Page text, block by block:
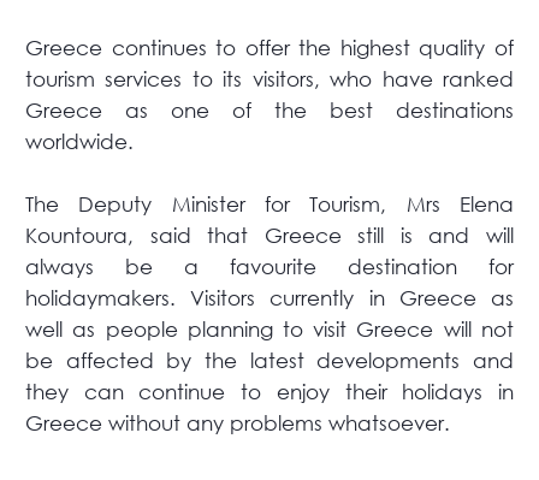
Greece continues to offer the highest quality of
tourism services to its visitors, who have ranked
Greece as one of the best destinations
worldwide.
The Deputy Minister for Tourism, Mrs Elena
Kountoura, said that Greece still is and will
always be a favourite destination for
holidaymakers. Visitors currently in Greece as
well as people planning to visit Greece will not
be affected by the latest developments and
they can continue to enjoy their holidays in
Greece without any problems whatsoever.